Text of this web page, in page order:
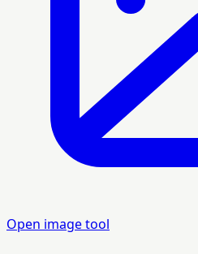
Open image tool